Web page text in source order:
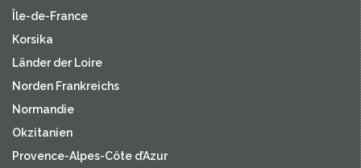
Île-de-France
Korsika
Länder der Loire
Norden Frankreichs
Normandie
Okzitanien
Provence-Alpes-Côte d’Azur